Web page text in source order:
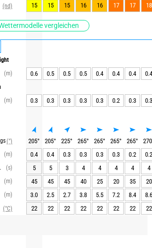
(nd)
vergleichen
(m)
(m)
(°)
(m)
(s)
(m)
(m)
(°C)
15
15 15 16 16 17 17 18
0.6 0.5 0.5 0.5 0.4 0.4 0.4 0.4
0.3 0.3 0.3 0.3 0.3 0.2 0.3 0.3
205° 205° 225° 265° 265° 265° 265°
270
0.4
0.4 0.3 0.3 0.3 0.3 0.2
0.2
5
5 3 4 4 4 4
4
45
45 45 40 25 20 35
20
3.0
2.5 2.7 3.8 5.5 7.2 8.4
8.6
22
22 22 22 22 22 22 22